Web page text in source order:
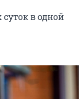
в одной